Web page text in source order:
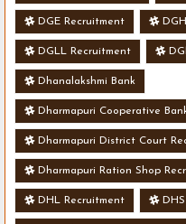
DGE Recruitment
DGLL Recruitment
Dhanalakshmi Bank
Dharmapuri Cooperative
Dharmapuri District Court
Dharmapuri Ration Shop
DHL Recruitment DHS